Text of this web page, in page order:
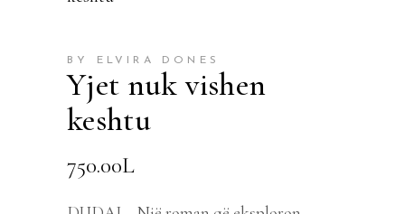
BY ELVIRA DONES
Yjet nuk vishen
keshtu
750.00L